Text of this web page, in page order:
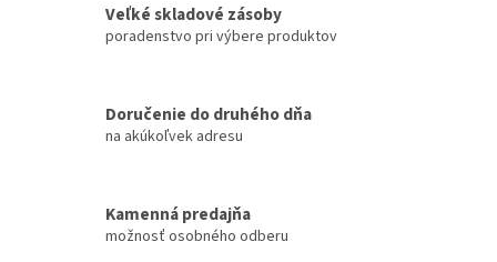
Veľké skladové zásoby
poradenstvo pri výbere produktov
Doručenie do druhého dňa
na akúkoľvek adresu
Kamenná predajňa
možnosť osobného odberu